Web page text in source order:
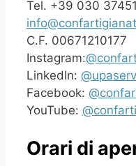
Tel. +39 030 37451
C.F. 00671210177
Instagram:
LinkedIn:
Facebook:
YouTube:
Orari di